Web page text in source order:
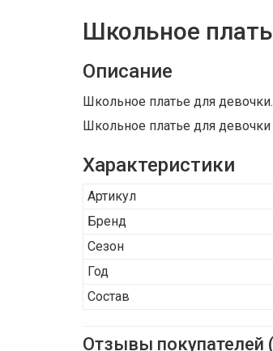
Школьное
Описание
Школьное платье для
Школьное платье для девочки
Характеристики
Артикул
Бренд
Сезон
Год
Состав
Отзывы покупателей